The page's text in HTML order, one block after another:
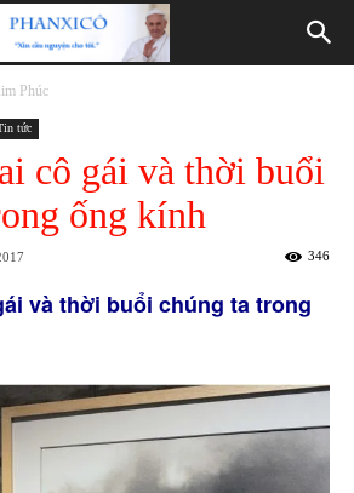
Phúc
tức
cô gái và thời buổi
ống kính
346
và thời buổi chúng ta trong